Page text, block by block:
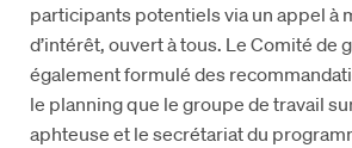
participants potentiels via un appel à
d’intérêt, ouvert à tous. Le Comité de
également formulé des
le planning que le groupe de travail
aphteuse et le secrétariat du